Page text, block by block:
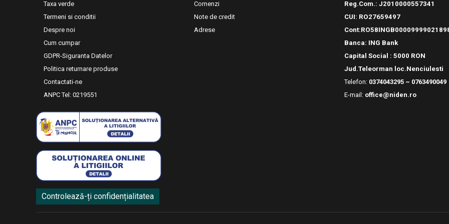
Taxa verde
Termeni si conditii
Despre noi
Cum cumpar
GDPR-Siguranta Datelor
Politica returnare produse
Contactati-ne
ANPC Tel: 0219551
Comenzi
Note de credit
Adrese
Reg.Com.: J2010000557341
CUI: RO27659497
Banca: ING Bank
Capital Social : 5000 RON
Jud.Teleorman loc.Nenciulesti
Telefon: 0374043295 ~ 0763490049
E-mail: office@niden.ro
Controlează-ți confidențialitatea